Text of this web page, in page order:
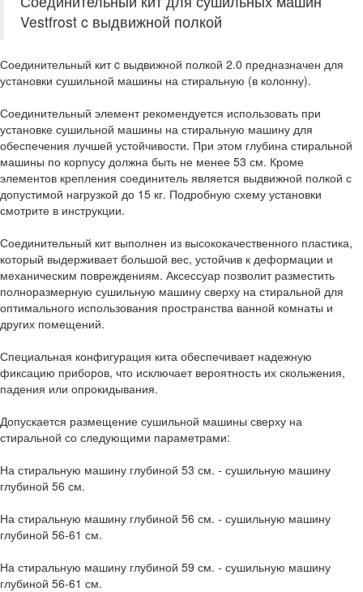
Vestfrost c выдвижной полкой
Соединительный кит c выдвижной полкой 2.0 предназначен для
установки сушильной машины на стиральную (в колонну).
Соединительный элемент рекомендуется использовать при
установке сушильной машины на стиральную машину для
обеспечения лучшей устойчивости. При этом глубина стиральной
машины по корпусу должна быть не менее 53 см. Кроме
элементов крепления соединитель является выдвижной полкой с
допустимой нагрузкой до 15 кг. Подробную схему установки
смотрите в инструкции.
Соединительный кит выполнен из высококачественного пластика,
который выдерживает большой вес, устойчив к деформации и
механическим повреждениям. Аксессуар позволит разместить
полноразмерную сушильную машину сверху на стиральной для
оптимального использования пространства ванной комнаты и
других помещений.
Специальная конфигурация кита обеспечивает надежную
фиксацию приборов, что исключает вероятность их скольжения,
падения или опрокидывания.
Допускается размещение сушильной машины сверху на
стиральной со следующими параметрами:
На стиральную машину глубиной 53 см. - сушильную машину
глубиной 56 см.
На стиральную машину глубиной 56 см. - сушильную машину
глубиной 56-61 см.
На стиральную машину глубиной 59 см. - сушильную машину
глубиной 56-61 см.